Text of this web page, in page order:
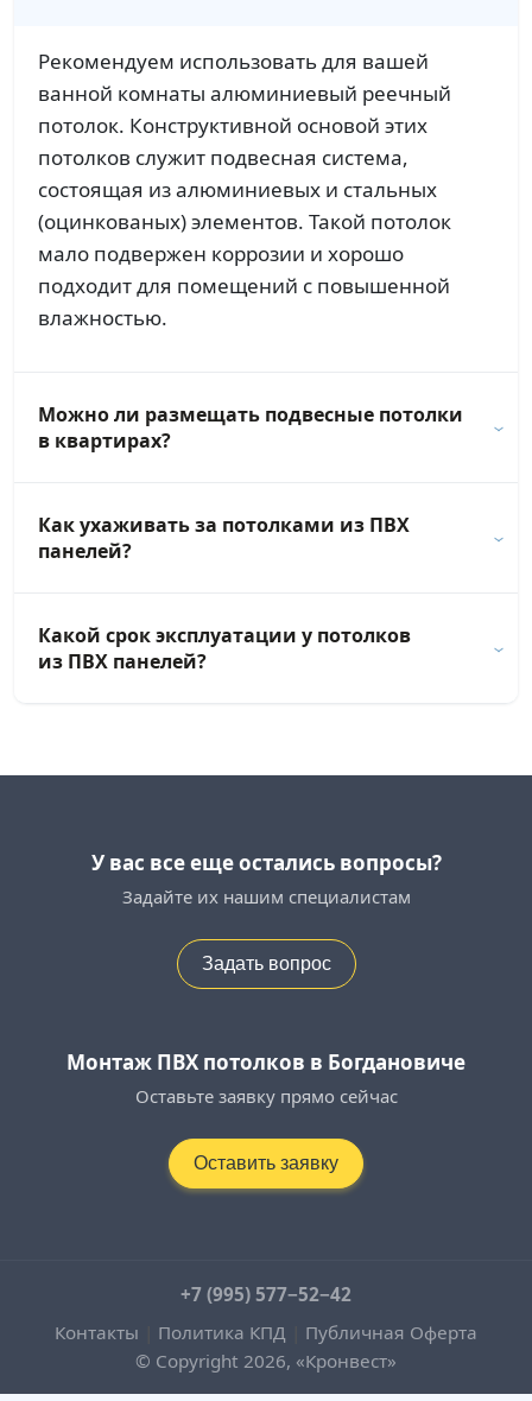
Рекомендуем использовать для вашей
ванной комнаты алюминиевый реечный
потолок. Конструктивной основой этих
потолков служит подвесная система,
состоящая из алюминиевых и стальных
(оцинкованых) элементов. Такой потолок
мало подвержен коррозии и хорошо
подходит для помещений с повышенной
влажностью.
Можно ли размещать подвесные потолки
в квартирах?
Как ухаживать за потолками из ПВХ
панелей?
Какой срок эксплуатации у потолков
из ПВХ панелей?
У вас все еще остались вопросы?
Задайте их нашим специалистам
Задать вопрос
Монтаж ПВХ потолков в Богдановиче
Оставьте заявку прямо сейчас
Оставить заявку
© Copyright 2026, «Кронвест»
+7 (995) 577−52−42
Контакты
Политика КПД Публичная Оферта